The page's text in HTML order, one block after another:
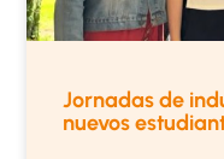
Jornadas de
nuevos